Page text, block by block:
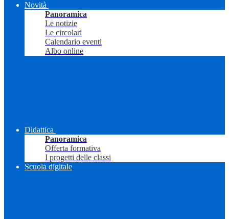
Novità
Panoramica
Le notizie
Le circolari
Calendario eventi
Albo online
Didattica
Panoramica
Offerta formativa
I progetti delle classi
Scuola digitale